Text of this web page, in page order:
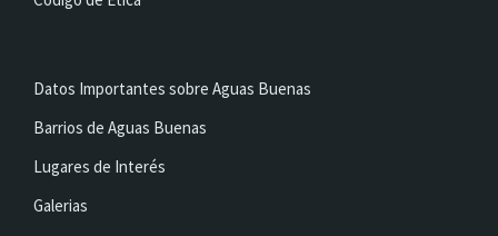
Datos Importantes sobre Aguas Buenas
Barrios de Aguas Buenas
Lugares de Interés
Galerias